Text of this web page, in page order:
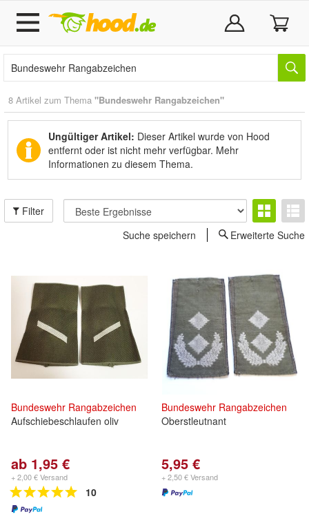
8 Artikel zum Thema "Bundeswehr Rangabzeichen"
Ungültiger Artikel: Dieser Artikel wurde von Hood
entfernt oder ist nicht mehr verfügbar. Mehr
Informationen zu diesem Thema.
Filter
Suche speichern
Erweiterte Suche
Bundeswehr Rangabzeichen
Aufschiebeschlaufen oliv
ab 1,95 €
+ 2,00 € Versand
10
Bundeswehr Rangabzeichen
Oberstleutnant
5,95 €
+ 2,50 € Versand